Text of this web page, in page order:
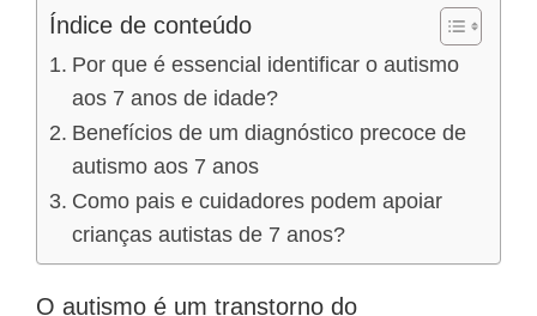
Índice de conteúdo
Por que é essencial identificar o autismo
aos 7 anos de idade?
Benefícios de um diagnóstico precoce de
autismo aos 7 anos
Como pais e cuidadores podem apoiar
crianças autistas de 7 anos?
O autismo é um transtorno do